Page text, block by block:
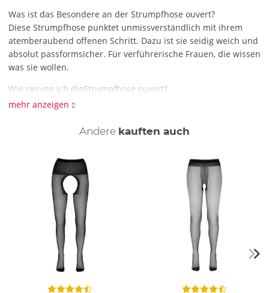
Was ist das Besondere an der Strumpfhose ouvert?
Diese Strumpfhose punktet unmissverständlich mit ihrem
atemberaubend offenen Schritt. Dazu ist sie seidig weich und
absolut passformsicher. Für verführerische Frauen, die wissen
was sie wollen.
Wie reinige ich dieStrumpfhose ouvert?
Für die Reinigung empfehlen wir die schonende Handwäsche
mehr anzeigen
Andere kauften auch